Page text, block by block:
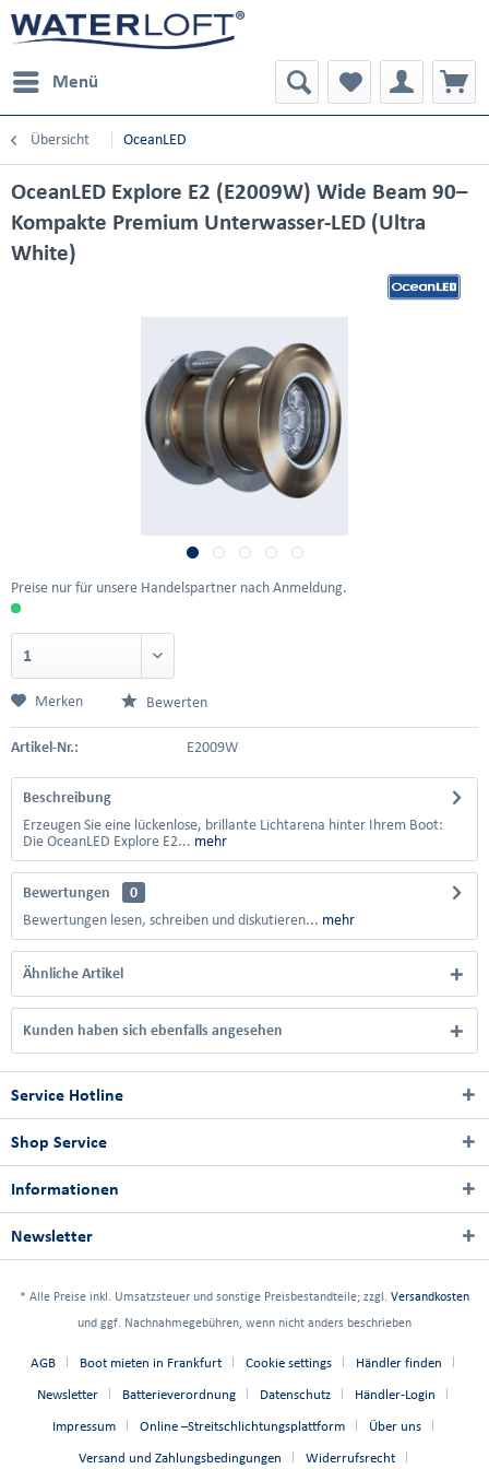
Menü
Übersicht OceanLED
OceanLED Explore E2 (E2009W) Wide Beam 90–
Kompakte Premium Unterwasser-LED (Ultra
White)
Preise nur für unsere Handelspartner nach Anmeldung.
Merken Bewerten
Artikel-Nr.: E2009W
Beschreibung
Erzeugen Sie eine lückenlose, brillante Lichtarena hinter Ihrem Boot:
Die OceanLED Explore E2... mehr
Bewertungen
0
Bewertungen lesen, schreiben und diskutieren... mehr
Ähnliche Artikel
Kunden haben sich ebenfalls angesehen
Service Hotline
Shop Service
Informationen
Newsletter
* Alle Preise inkl. Umsatzsteuer und sonstige Preisbestandteile; zzgl. Versandkosten
und ggf. Nachnahmegebühren, wenn nicht anders beschrieben
AGB Boot mieten in Frankfurt Cookie settings Händler finden
Newsletter Batterieverordnung Datenschutz Händler-Login
Impressum Online –Streitschlichtungsplattform Über uns
Versand und Zahlungsbedingungen Widerrufsrecht